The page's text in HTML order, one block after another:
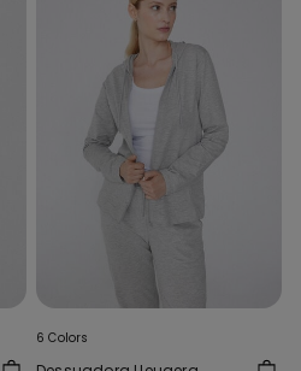
6 Colors